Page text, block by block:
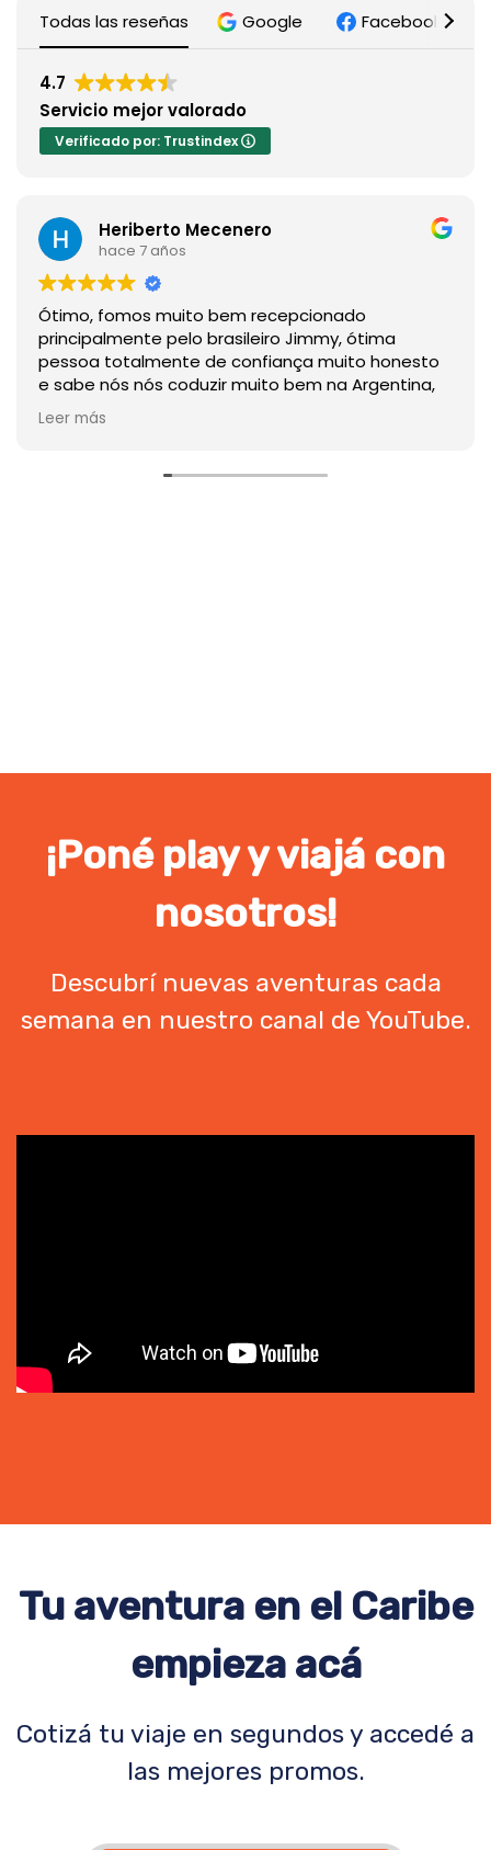
¡Poné play y viajá con
nosotros!
Descubrí nuevas aventuras cada
semana en nuestro canal de YouTube.
Tu aventura en el Caribe
empieza acá
Cotizá tu viaje en segundos y accedé a
las mejores promos.